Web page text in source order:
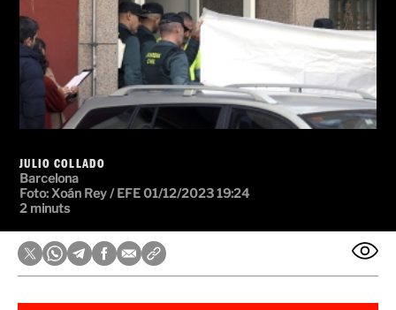
JULIO COLLADO
Barcelona
Foto:Xoán Rey / EFE 01/12/2023 19:24
2 minuts